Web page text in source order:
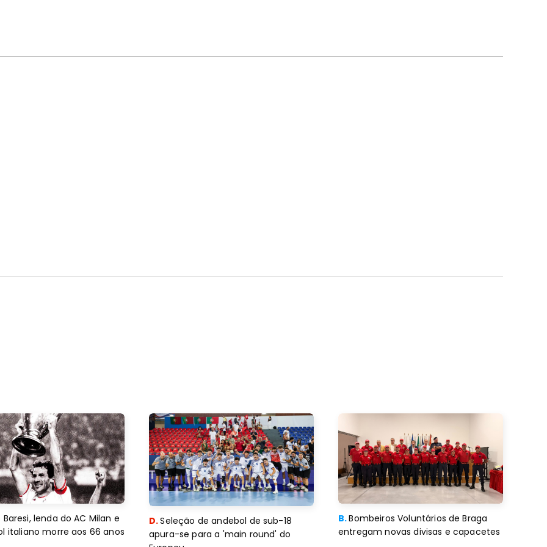
Baresi, lenda do AC Milan e
italiano morre aos 66 anos
D.Seleção de andebol de sub-18
apura-se para a 'main round' do
B.Bombeiros Voluntários de Braga
entregam novas divisas e capacetes